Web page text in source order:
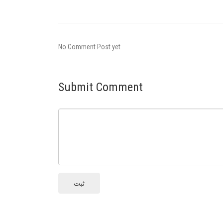
No Comment Post yet
Submit Comment
ثبت